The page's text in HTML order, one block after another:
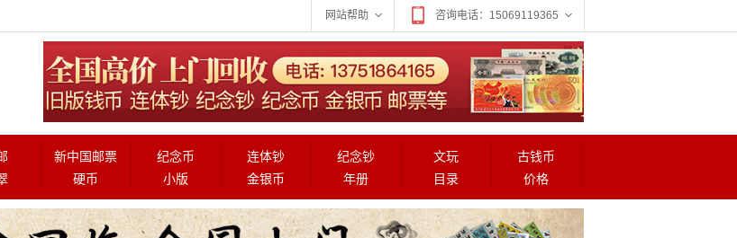
网站帮助 咨询电话：15069119365
新中国邮票 纪念币 连体钞 纪念钞 文玩
古钱币
硬币 小版 金银币 年册 目录 价格